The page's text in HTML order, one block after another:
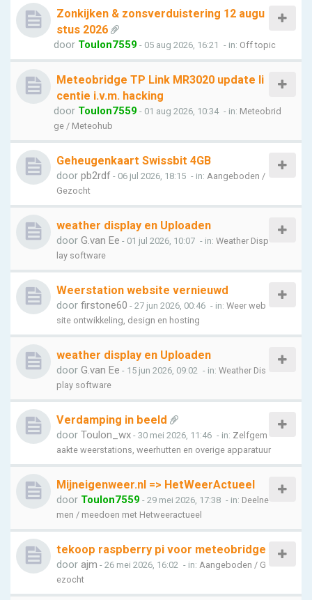
Zonkijken & zonsverduistering 12 augu
stus 2026
door Toulon7559 - 05 aug 2026, 16:21 - in: Off topic
Meteobridge TP Link MR3020 update li
centie i.v.m. hacking
door Toulon7559 - 01 aug 2026, 10:34 - in: Meteobrid
ge / Meteohub
Geheugenkaart Swissbit 4GB
door pb2rdf - 06 jul 2026, 18:15 - in: Aangeboden /
Gezocht
weather display en Uploaden
door G.van Ee - 01 jul 2026, 10:07 - in: Weather Disp
lay software
Weerstation website vernieuwd
door firstone60 - 27 jun 2026, 00:46 - in: Weer web
site ontwikkeling, design en hosting
weather display en Uploaden
door G.van Ee - 15 jun 2026, 09:02 - in: Weather Dis
play software
Verdamping in beeld
door Toulon_wx - 30 mei 2026, 11:46 - in: Zelfgem
aakte weerstations, weerhutten en overige apparatuur
Mijneigenweer.nl => HetWeerActueel
door Toulon7559 - 29 mei 2026, 17:38 - in: Deelne
men / meedoen met Hetweeractueel
tekoop raspberry pi voor meteobridge
door ajm - 26 mei 2026, 16:02 - in: Aangeboden / G
ezocht